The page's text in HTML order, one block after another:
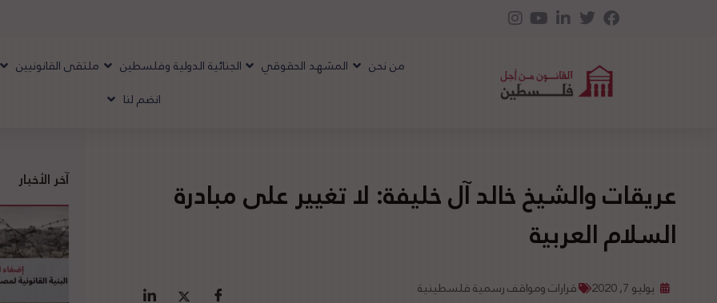
من نحن المشهد الحقوقي الجنائية الدولية وفلسطين ملتقى القانونيين
انضم لنا
عريقات والشيخ خالد آل خليفة: لا تغيير على مبادرة
السلام العربية
يوليو 7, 2020 قرارات ومواقف رسمية فلسطينية
آخر الأخبار